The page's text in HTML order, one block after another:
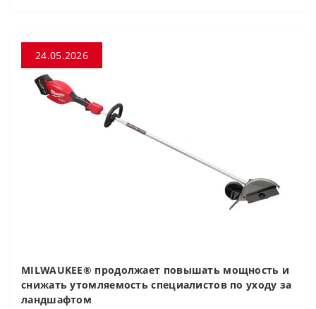
24.05.2026
MILWAUKEE® продолжает повышать мощность и
снижать утомляемость специалистов по уходу за
ландшафтом